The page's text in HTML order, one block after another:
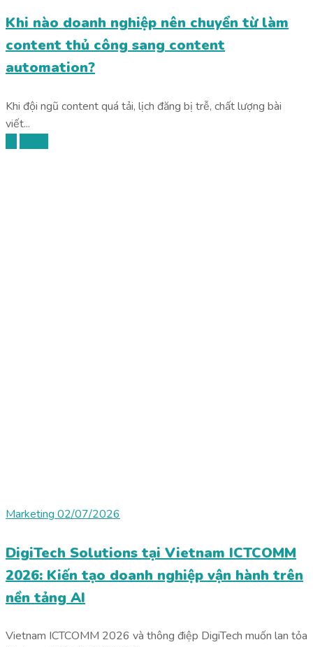
Khi nào doanh nghiệp nên chuyển từ làm
content thủ công sang content
automation?
Khi đội ngũ content quá tải, lịch đăng bị trễ, chất lượng bài
viết...
Marketing 02/07/2026
DigiTech Solutions tại Vietnam ICTCOMM
2026: Kiến tạo doanh nghiệp vận hành trên
nền tảng AI
Vietnam ICTCOMM 2026 và thông điệp DigiTech muốn lan tỏa